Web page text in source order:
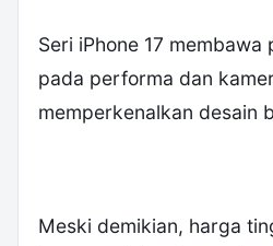
‎Seri iPhone 17
pada performa dan
memperkenalkan desain
Meski demikian, harga